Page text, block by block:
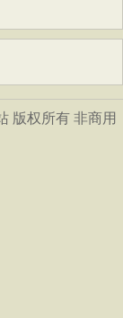
版权所有 非商用